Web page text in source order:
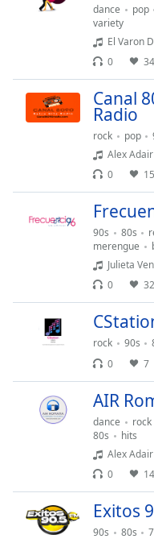
Chapters
descriptions
selected
settings,
opens
subtitles
dialog
subtitles
off,
Picture-
in-
Picture
dance pop
variety
El Varon De
0
34
Canal
Radio
rock pop
Alex
0
15
90s 80s
merengue
Julieta
0
32
rock 90s
0
7
AIR
dance rock
80s
hits
Alex
0
14
Exitos
90s 80s